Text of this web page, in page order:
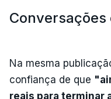
Na mesma
confiança de que
reais para terminar